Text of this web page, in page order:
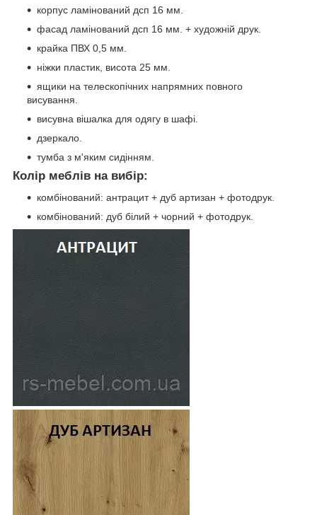
корпус ламінований дсп 16 мм.
фасад ламінований дсп 16 мм. + художній друк.
крайка ПВХ 0,5 мм.
ніжки пластик, висота 25 мм.
ящики на телескопічних напрямних повного
висування.
висувна вішалка для одягу в шафі.
дзеркало.
тумба з м'яким сидінням.
Колір меблів на вибір:
комбінований: антрацит + дуб артизан + фотодрук.
комбінований: дуб білий + чорний + фотодрук.